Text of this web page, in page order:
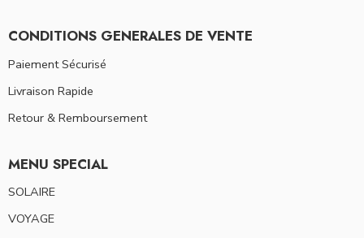
CONDITIONS GENERALES DE VENTE
Paiement Sécurisé
Livraison Rapide
Retour & Remboursement
MENU SPECIAL
SOLAIRE
VOYAGE